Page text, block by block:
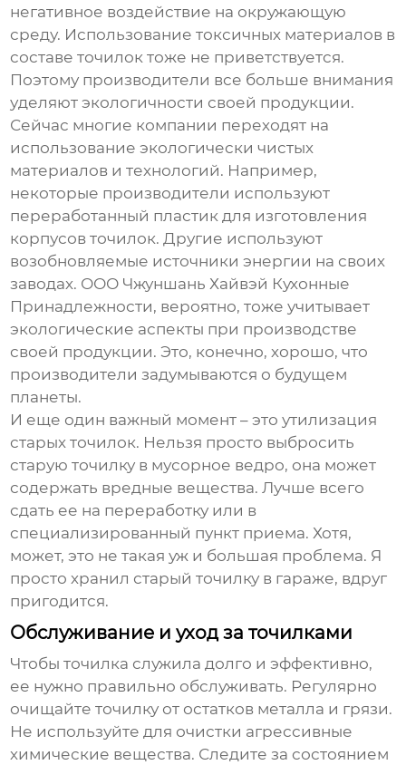
негативное воздействие на окружающую
среду. Использование токсичных материалов в
составе точилок тоже не приветствуется.
Поэтому производители все больше внимания
уделяют экологичности своей продукции.
Сейчас многие компании переходят на
использование экологически чистых
материалов и технологий. Например,
некоторые производители используют
переработанный пластик для изготовления
корпусов точилок. Другие используют
возобновляемые источники энергии на своих
заводах. ООО Чжуншань Хайвэй Кухонные
Принадлежности, вероятно, тоже учитывает
экологические аспекты при производстве
своей продукции. Это, конечно, хорошо, что
производители задумываются о будущем
планеты.
И еще один важный момент – это утилизация
старых точилок. Нельзя просто выбросить
старую точилку в мусорное ведро, она может
содержать вредные вещества. Лучше всего
сдать ее на переработку или в
специализированный пункт приема. Хотя,
может, это не такая уж и большая проблема. Я
просто хранил старый точилку в гараже, вдруг
пригодится.
Обслуживание и уход за точилками
Чтобы точилка служила долго и эффективно,
ее нужно правильно обслуживать. Регулярно
очищайте точилку от остатков металла и грязи.
Не используйте для очистки агрессивные
химические вещества. Следите за состоянием